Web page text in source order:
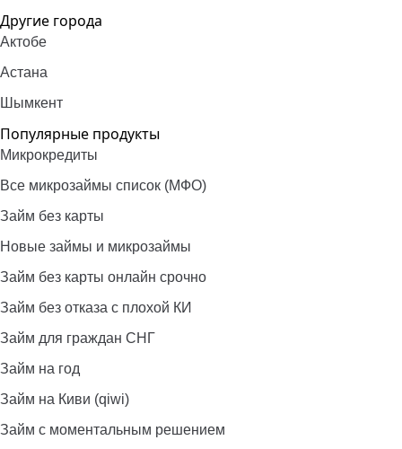
Другие города
Актобе
Астана
Шымкент
Популярные продукты
Микрокредиты
Все микрозаймы список (МФО)
Займ без карты
Новые займы и микрозаймы
Займ без карты онлайн срочно
Займ без отказа с плохой КИ
Займ для граждан СНГ
Займ на год
Займ на Киви (qiwi)
Займ c моментальным решением